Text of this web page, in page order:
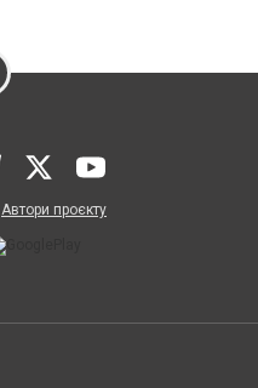
Автори проєкту